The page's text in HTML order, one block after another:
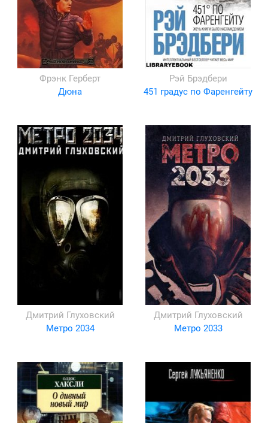
Фрэнк Герберт
Дюна
Рэй Брэдбери
451 градус по Фаренгейту
Дмитрий Глуховский
Метро 2034
Дмитрий Глуховский
Метро 2033